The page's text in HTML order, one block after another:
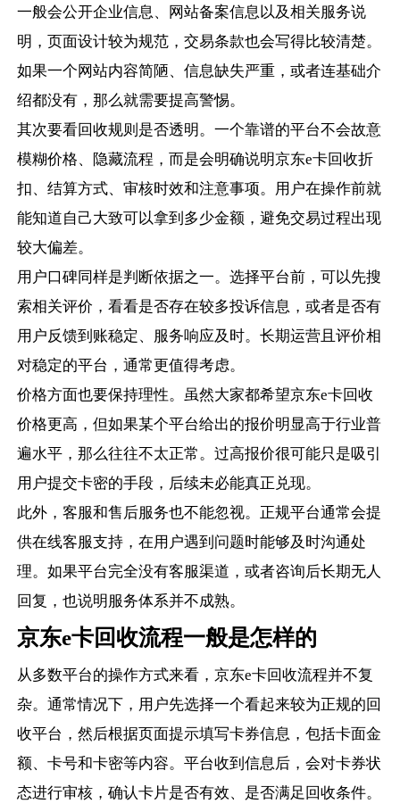
一般会公开企业信息、网站备案信息以及相关服务说
明，页面设计较为规范，交易条款也会写得比较清楚。
如果一个网站内容简陋、信息缺失严重，或者连基础介
绍都没有，那么就需要提高警惕。
其次要看回收规则是否透明。一个靠谱的平台不会故意
模糊价格、隐藏流程，而是会明确说明京东e卡回收折
扣、结算方式、审核时效和注意事项。用户在操作前就
能知道自己大致可以拿到多少金额，避免交易过程出现
较大偏差。
用户口碑同样是判断依据之一。选择平台前，可以先搜
索相关评价，看看是否存在较多投诉信息，或者是否有
用户反馈到账稳定、服务响应及时。长期运营且评价相
对稳定的平台，通常更值得考虑。
价格方面也要保持理性。虽然大家都希望京东e卡回收
价格更高，但如果某个平台给出的报价明显高于行业普
遍水平，那么往往不太正常。过高报价很可能只是吸引
用户提交卡密的手段，后续未必能真正兑现。
此外，客服和售后服务也不能忽视。正规平台通常会提
供在线客服支持，在用户遇到问题时能够及时沟通处
理。如果平台完全没有客服渠道，或者咨询后长期无人
回复，也说明服务体系并不成熟。
京东e卡回收流程一般是怎样的
从多数平台的操作方式来看，京东e卡回收流程并不复
杂。通常情况下，用户先选择一个看起来较为正规的回
收平台，然后根据页面提示填写卡券信息，包括卡面金
额、卡号和卡密等内容。平台收到信息后，会对卡券状
态进行审核，确认卡片是否有效、是否满足回收条件。